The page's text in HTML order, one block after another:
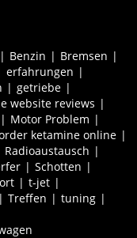
Benzin
Bremsen
erfahrungen
getriebe
website reviews
Motor Problem
ketamine online
Radioaustausch
Schotten
t-jet
Treffen
tuning